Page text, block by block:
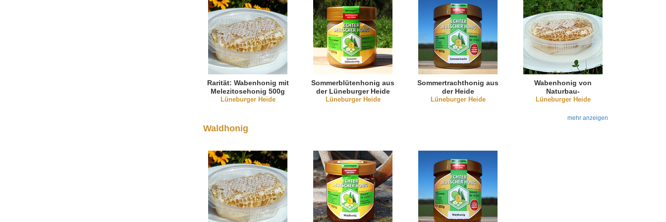
Rarität: Wabenhonig mit
Melezitosehonig 500g
Lüneburger Heide
Sommerblütenhonig aus
der Lüneburger Heide
Lüneburger Heide
Sommertrachthonig aus
der Heide
Lüneburger Heide
Wabenhonig von
Naturbau-
Sommertrachthonig
Lüneburger Heide
mehr anzeigen
Waldhonig